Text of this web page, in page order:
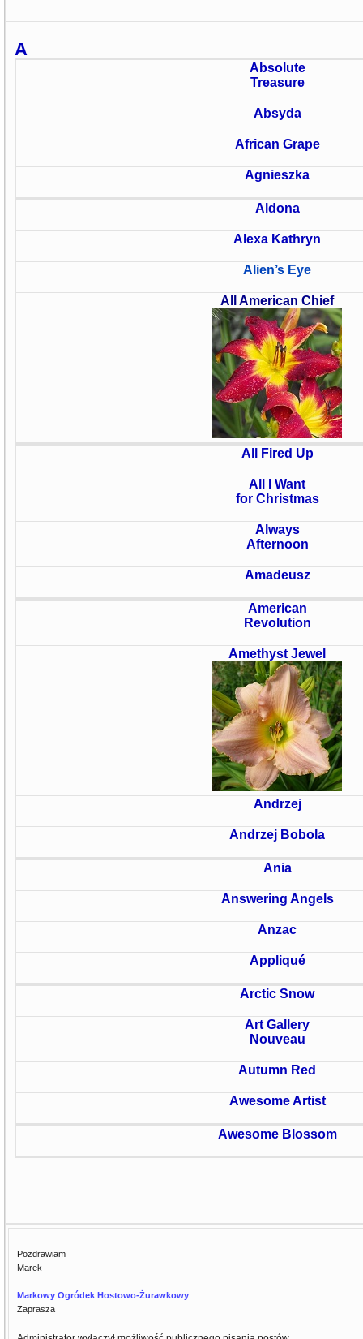
A
Absolute
Treasure
Absyda
African Grape
Agnieszka
Aldona
Alexa Kathryn
Alien’s Eye
All American Chief
All Fired Up
All I Want
for Christmas
Always
Afternoon
Amadeusz
American
Revolution
Amethyst Jewel
Andrzej
Andrzej Bobola
Ania
Answering Angels
Anzac
Appliqué
Arctic Snow
Art Gallery
Nouveau
Autumn Red
Awesome Artist
Awesome Blossom
Pozdrawiam
Marek
Markowy Ogródek Hostowo-Żurawkowy
Zaprasza